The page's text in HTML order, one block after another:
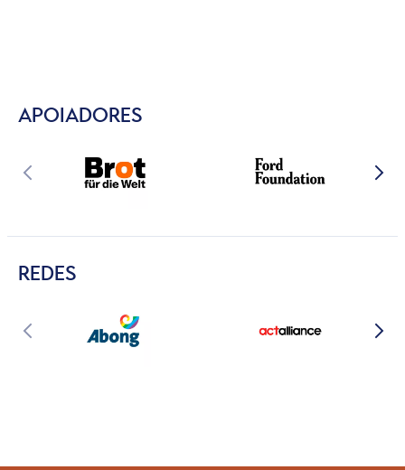
APOIADORES
REDES